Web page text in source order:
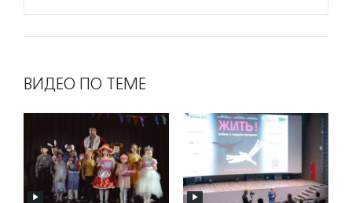
ВИДЕО ПО ТЕМЕ